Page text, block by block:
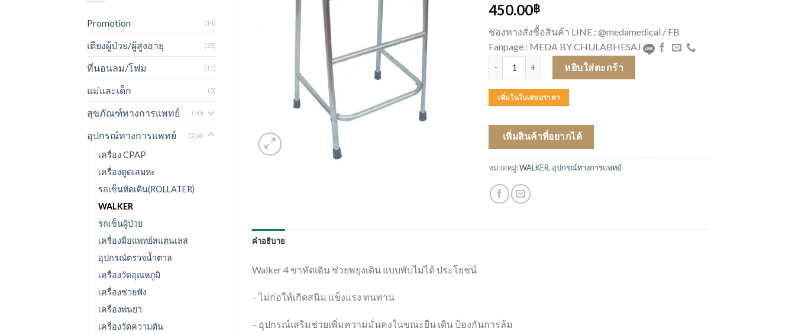
Promotion (14)
เตียงผู้ป่วย/ผู้สูงอายุ (35)
ที่นอนลม/โฟม (11)
แม่และเด็ก (3)
สุขภัณฑ์ทางการแพทย์ (50)
อุปกรณ์ทางการแพทย์ (214)
เครื่อง CPAP
เครื่องดูดเสมหะ
รถเข็นหัดเดิน(ROLLATER)
WALKER
รถเข็นผู้ป่วย
เครื่องมือแพทย์สแตนเลส
อุปกรณ์ตรวจน้ำตาล
เครื่องวัดอุณหภูมิ
เครื่องช่วยฟัง
เครื่องพ่นยา
เครื่องวัดความดัน
450.00฿
ช่องทางสั่งซื้อสินค้า LINE : @medamedical / FB
Fanpage : MEDA BY CHULABHESAJ
จำนวน WALKER ด้าน ชิ้นหยิบใส่ตะกร้า
เพิ่มในใบเสนอราคา
เพิ่มสินค้าที่อยากได้
หมวดหมู่:WALKER, อุปกรณ์ทางการแพทย์
คำอธิบาย
Walker 4 ขาหัดเดิน ช่วยพยุงเดิน แบบพับไม่ได้ ประโยชน์
– ไม่ก่อให้เกิดสนิม แข็งแรง ทนทาน
– อุปกรณ์เสริมช่วยเพิ่มความมั่นคงในขณะยืน เดิน ป้องกันการล้ม